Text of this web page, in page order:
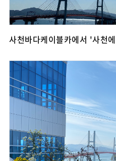
사천바다케이블카에서 '사천